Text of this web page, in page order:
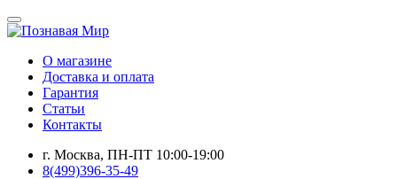
О магазине
Доставка и оплата
Гарантия
Статьи
Контакты
г. Москва, ПН-ПТ 10:00-19:00
8(499)396-35-49